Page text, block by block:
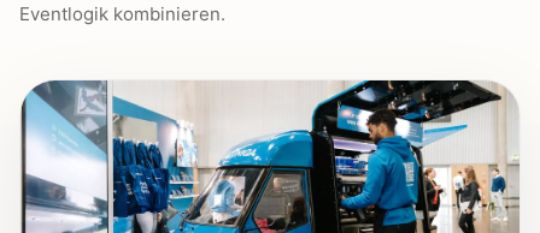
Eventlogik kombinieren.